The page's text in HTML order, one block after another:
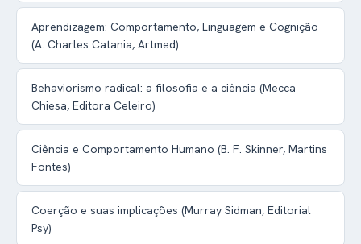
Aprendizagem: Comportamento, Linguagem e Cognição
(A. Charles Catania, Artmed)
Behaviorismo radical: a filosofia e a ciência (Mecca
Chiesa, Editora Celeiro)
Ciência e Comportamento Humano (B. F. Skinner, Martins
Fontes)
Coerção e suas implicações (Murray Sidman, Editorial
Psy)